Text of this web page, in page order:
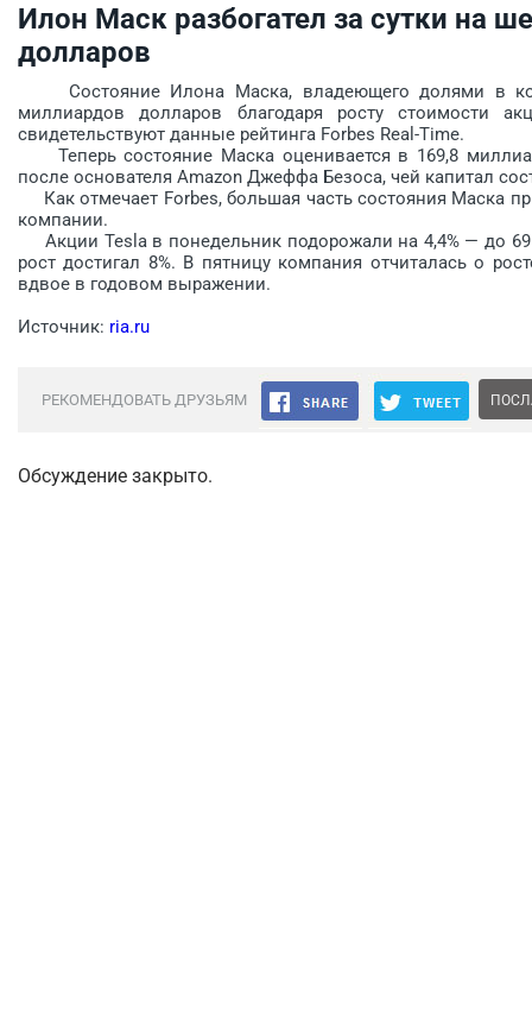
Илон Маск разбогател за сутки на
долларов
Состояние Илона Маска, владеющего долями в
миллиардов долларов благодаря росту стоимости
свидетельствуют данные рейтинга Forbes Real-Time.
Теперь состояние Маска оценивается в 169,8
после основателя Amazon Джеффа Безоса, чей капитал
Как отмечает Forbes, большая часть состояния Маска
компании.
Акции Tesla в понедельник подорожали на 4,4% — до
рост достигал 8%. В пятницу компания отчиталась о
вдвое в годовом выражении.
Источник: ria.ru
РЕКОМЕНДОВАТЬ ДРУЗЬЯМ
Обсуждение закрыто.